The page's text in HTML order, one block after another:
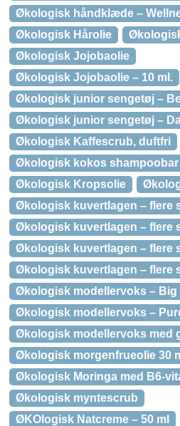
Økologisk håndklæde –
Økologisk Hårolie
Økologisk Jojobaolie
Økologisk Jojobaolie – 10 ml.
Økologisk junior sengetøj –
Økologisk junior sengetøj –
Økologisk Kaffescrub, duftfri
Økologisk kokos shampoobar
Økologisk Kropsolie
Økologisk kuvertlagen – flere
Økologisk kuvertlagen – flere
Økologisk kuvertlagen – flere
Økologisk kuvertlagen – flere
Økologisk modellervoks – Big
Økologisk modellervoks –
Økologisk modellervoks med
Økologisk morgenfrueolie 30
Økologisk Moringa med B6-
Økologisk myntescrub
ØKOlogisk Natcreme – 50 ml